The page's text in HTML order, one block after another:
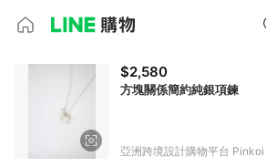
$2,580
方塊關係簡約純銀項鍊
亞洲跨境設計購物平台 Pinkoi